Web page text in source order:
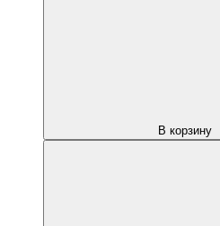
В корзину